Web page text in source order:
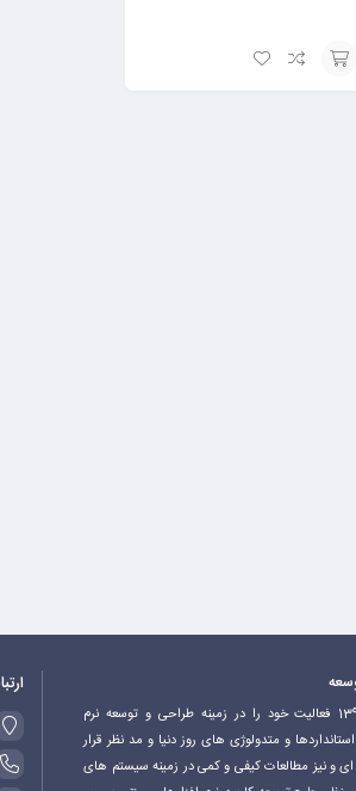
گروه ماهدیس وب از سال 1390 فعالیت خود را در زمینه طراحی و توسعه نرم
و متدولوژی های روز دنیا و مد نظر قرار
و نیز مطالعات کیفی و کمی در زمینه سیستم های